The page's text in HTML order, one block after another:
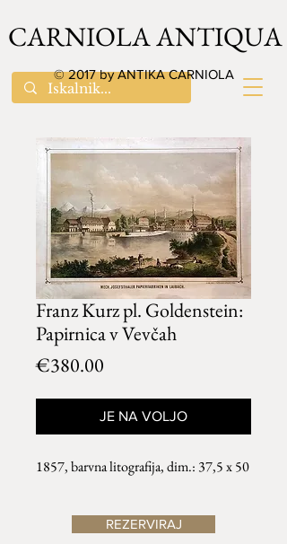
CARNIOLA ANTIQUA
© 2017 by ANTIKA CARNIOLA
Franz Kurz pl. Goldenstein:
Papirnica v Vevčah
€380.00
JE NA VOLJO
1857, barvna litografija, dim.: 37,5 x 50
REZERVIRAJ